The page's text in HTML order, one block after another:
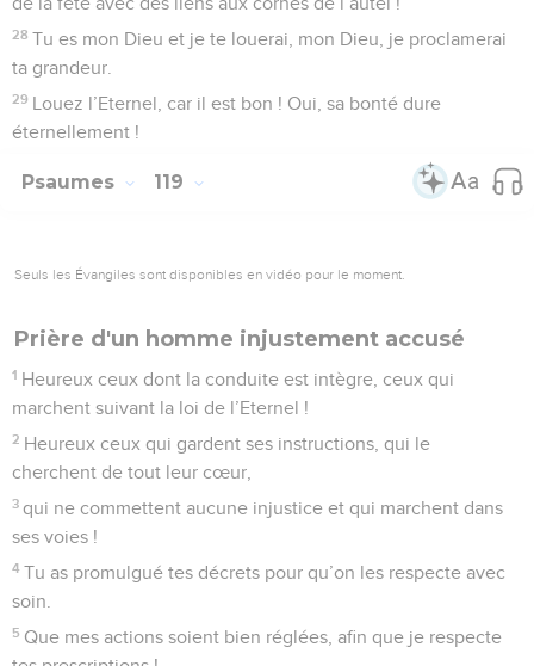
28 Tu es mon Dieu et je te louerai, mon Dieu, je proclamerai
ta grandeur.
29 Louez l’Eternel, car il est bon ! Oui, sa bonté dure
éternellement !
Psaumes 119
Seuls les Évangiles sont disponibles en vidéo pour le moment.
Prière d'un homme injustement accusé
1 Heureux ceux dont la conduite est intègre, ceux qui
marchent suivant la loi de l’Eternel !
2 Heureux ceux qui gardent ses instructions, qui le
cherchent de tout leur cœur,
3 qui ne commettent aucune injustice et qui marchent dans
ses voies !
4 Tu as promulgué tes décrets pour qu’on les respecte avec
soin.
5 Que mes actions soient bien réglées, afin que je respecte